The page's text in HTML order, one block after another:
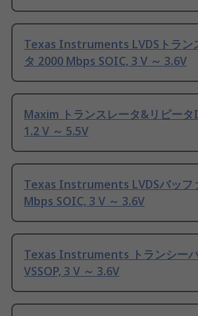
Texas Instruments LVDSトラン
タ 2000 Mbps SOIC, 3 V ～ 3.6V
Maxim トランスレータ&リピー
1.2 V ～ 5.5V
Texas Instruments LVDSバッフ
Mbps SOIC, 3 V ～ 3.6V
Texas Instruments トランシー
VSSOP, 3 V ～ 3.6V